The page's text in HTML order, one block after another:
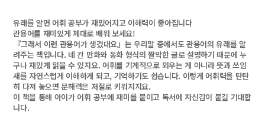
유래를 알면 어휘 공부가 재밌어지고 이해력이 좋아집니다
관용어를 재미있게 제대로 배워 보세요!
『그래서 이런 관용어가 생겼대요』는 우리말 중에서도 관용어의 유래를 알
려주는 책입니다. 네 칸 만화와 동화 형식의 짤막한 글로 설명하기 때문에 누
구나 재밌게 읽을 수 있지요. 어휘를 기계적으로 외우는 게 아니라 뜻과 쓰임
새를 자연스럽게 이해하게 되고, 기억하기도 쉽습니다. 이렇게 어휘력을 탄탄
히 다져 놓으면 문해력은 저절로 키워지지요.
이 책을 통해 아이가 어휘 공부에 재미를 붙이고 독서에 자신감이 붙길 기대합
니다.